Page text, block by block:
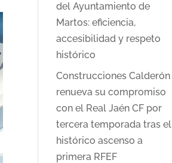
del Ayuntamiento de
Martos: eficiencia,
accesibilidad y respeto
histórico
Construcciones Calderón
renueva su compromiso
con el Real Jaén CF por
tercera temporada tras el
histórico ascenso a
primera RFEF